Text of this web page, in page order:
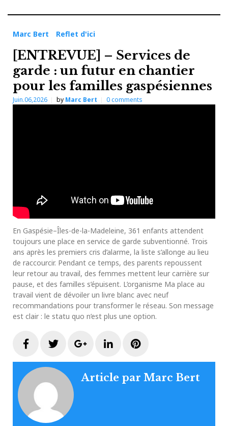
Marc Bert Reflet d'ici
[ENTREVUE] – Services de
garde : un futur en chantier
pour les familles gaspésiennes
Juin.06,2026 by Marc Bert 0comments
En Gaspésie–Îles-de-la-Madeleine, 361 enfants attendent
toujours une place en service de garde subventionné. Trois
ans après les premiers cris d’alarme, la liste s’allonge au lieu
de raccourcir. Pendant ce temps, des parents repoussent
leur retour au travail, des femmes mettent leur carrière sur
pause, et des familles s’épuisent. L’organisme Ma place au
travail vient de dévoiler un livre blanc avec neuf
recommandations pour transformer le réseau. Son message
est clair : le statu quo n’est plus une option.
FacebookTwitterGoogle+LinkedInPinterest
Article par Marc Bert